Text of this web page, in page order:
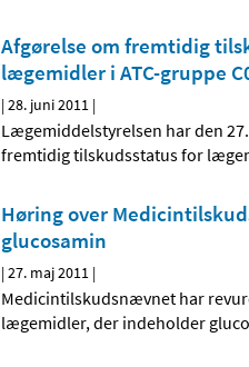
Afgørelse om fremtidig
lægemidler i ATC-gruppe
|28. juni 2011 |
Lægemiddelstyrelsen har den
fremtidig tilskudsstatus for
Høring over
glucosamin
|27. maj 2011 |
Medicintilskudsnævnet har
lægemidler, der indeholder